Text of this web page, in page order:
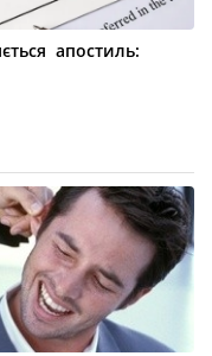
апостиль: